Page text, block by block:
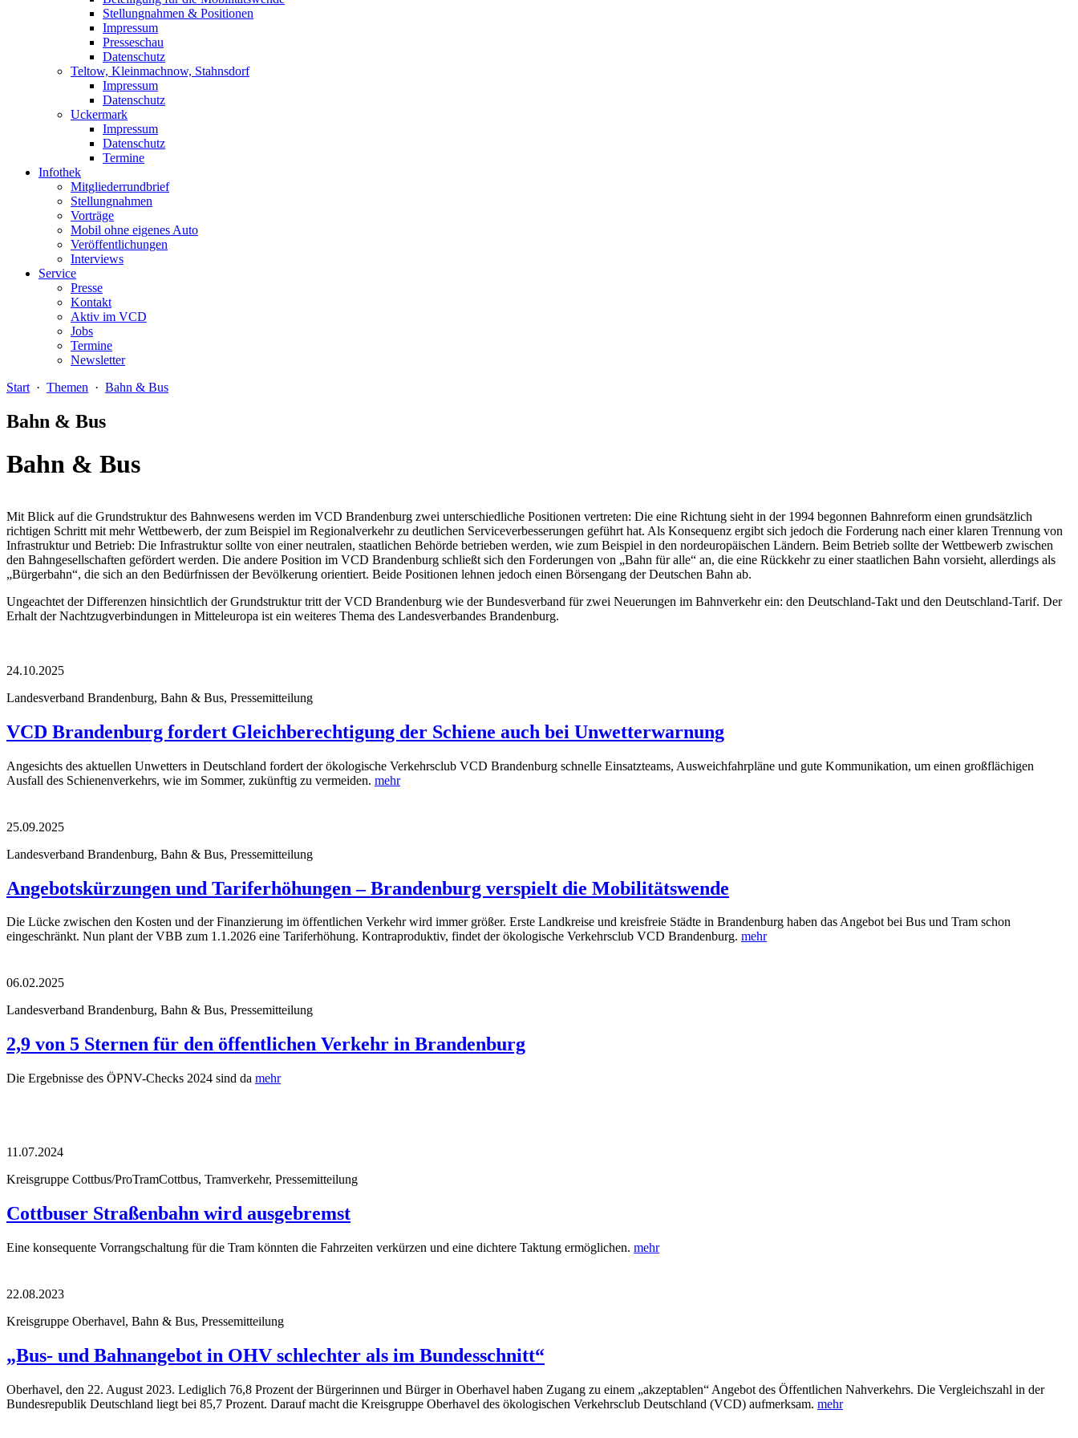
Stellungnahmen & Positionen
Impressum
Presseschau
Datenschutz
Teltow, Kleinmachnow, Stahnsdorf
Impressum
Datenschutz
Uckermark
Impressum
Datenschutz
Termine
Infothek
Mitgliederrundbrief
Stellungnahmen
Vorträge
Mobil ohne eigenes Auto
Veröffentlichungen
Interviews
Service
Presse
Kontakt
Aktiv im VCD
Jobs
Termine
Newsletter
Start · Themen · Bahn & Bus
Bahn & Bus
Bahn & Bus
Mit Blick auf die Grundstruktur des Bahnwesens werden im VCD Brandenburg zwei unterschiedliche Positionen vertreten: Die eine Richtung sieht in der 1994 begonnen Bahnreform einen grundsätzlich
richtigen Schritt mit mehr Wettbewerb, der zum Beispiel im Regionalverkehr zu deutlichen Serviceverbesserungen geführt hat. Als Konsequenz ergibt sich jedoch die Forderung nach einer klaren Trennung von
Infrastruktur und Betrieb: Die Infrastruktur sollte von einer neutralen, staatlichen Behörde betrieben werden, wie zum Beispiel in den nordeuropäischen Ländern. Beim Betrieb sollte der Wettbewerb zwischen
den Bahngesellschaften gefördert werden. Die andere Position im VCD Brandenburg schließt sich den Forderungen von „Bahn für alle“ an, die eine Rückkehr zu einer staatlichen Bahn vorsieht, allerdings als
„Bürgerbahn“, die sich an den Bedürfnissen der Bevölkerung orientiert. Beide Positionen lehnen jedoch einen Börsengang der Deutschen Bahn ab.
Ungeachtet der Differenzen hinsichtlich der Grundstruktur tritt der VCD Brandenburg wie der Bundesverband für zwei Neuerungen im Bahnverkehr ein: den Deutschland-Takt und den Deutschland-Tarif. Der
Erhalt der Nachtzugverbindungen in Mitteleuropa ist ein weiteres Thema des Landesverbandes Brandenburg.
24.10.2025
Landesverband Brandenburg, Bahn & Bus, Pressemitteilung
VCD Brandenburg fordert Gleichberechtigung der Schiene auch bei Unwetterwarnung
Angesichts des aktuellen Unwetters in Deutschland fordert der ökologische Verkehrsclub VCD Brandenburg schnelle Einsatzteams, Ausweichfahrpläne und gute Kommunikation, um einen großflächigen
Ausfall des Schienenverkehrs, wie im Sommer, zukünftig zu vermeiden. mehr
25.09.2025
Landesverband Brandenburg, Bahn & Bus, Pressemitteilung
Angebotskürzungen und Tariferhöhungen – Brandenburg verspielt die Mobilitätswende
Die Lücke zwischen den Kosten und der Finanzierung im öffentlichen Verkehr wird immer größer. Erste Landkreise und kreisfreie Städte in Brandenburg haben das Angebot bei Bus und Tram schon
eingeschränkt. Nun plant der VBB zum 1.1.2026 eine Tariferhöhung. Kontraproduktiv, findet der ökologische Verkehrsclub VCD Brandenburg. mehr
06.02.2025
Landesverband Brandenburg, Bahn & Bus, Pressemitteilung
2,9 von 5 Sternen für den öffentlichen Verkehr in Brandenburg
Die Ergebnisse des ÖPNV-Checks 2024 sind da mehr
11.07.2024
Kreisgruppe Cottbus/ProTramCottbus, Tramverkehr, Pressemitteilung
Cottbuser Straßenbahn wird ausgebremst
Eine konsequente Vorrangschaltung für die Tram könnten die Fahrzeiten verkürzen und eine dichtere Taktung ermöglichen. mehr
22.08.2023
Kreisgruppe Oberhavel, Bahn & Bus, Pressemitteilung
„Bus- und Bahnangebot in OHV schlechter als im Bundesschnitt“
Oberhavel, den 22. August 2023. Lediglich 76,8 Prozent der Bürgerinnen und Bürger in Oberhavel haben Zugang zu einem „akzeptablen“ Angebot des Öffentlichen Nahverkehrs. Die Vergleichszahl in der
Bundesrepublik Deutschland liegt bei 85,7 Prozent. Darauf macht die Kreisgruppe Oberhavel des ökologischen Verkehrsclub Deutschland (VCD) aufmerksam. mehr